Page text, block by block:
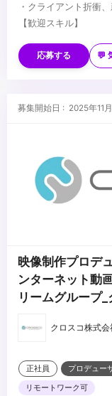
・クライアント折衝
【歓迎スキル】
・ディレクション／
・AIツール／生成AI
・主体的に案件を獲得
・クリエイティブへ
切にできる方
応募する 💬
募集開始日 : 2025年11
映像制作プロデ
ンターネット動
リームグループ
クロスコ株式会
正社員 プロデュー
リモートワーク可